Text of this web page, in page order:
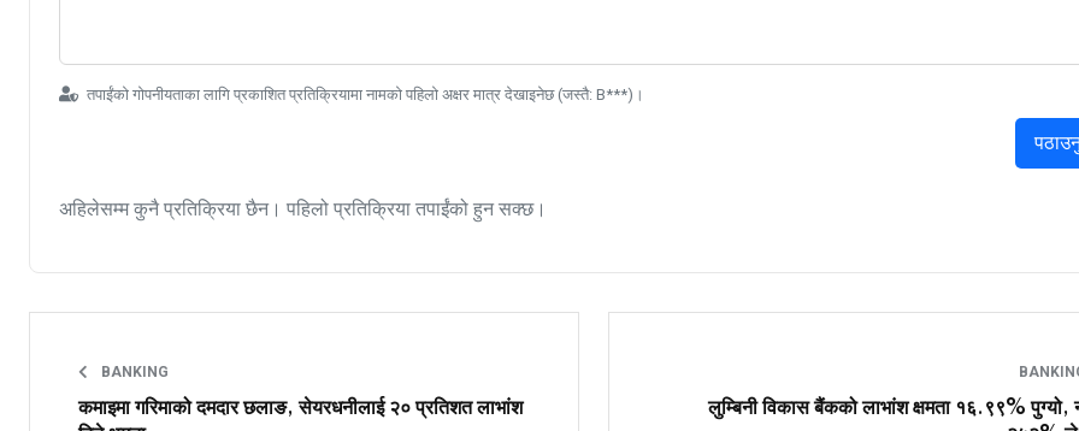
तपाईंको गोपनीयताका लागि प्रकाशित प्रतिक्रियामा नामको पहिलो अक्षर मात्र देखाइनेछ (जस्तै: B***)।
अहिलेसम्म कुनै प्रतिक्रिया छैन। पहिलो प्रतिक्रिया तपाईंको हुन सक्छ।
BANKING
कमाइमा गरिमाको दमदार छलाङ, सेयरधनीलाई २० प्रतिशत लाभांश
लुम्बिनी विकास बैंकको लाभांश क्षमता १६.९९% पुग्यो,